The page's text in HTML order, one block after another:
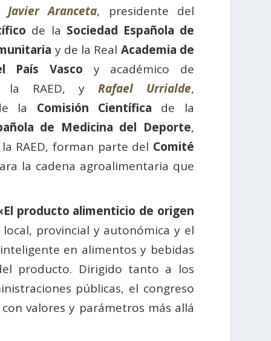
Javier Aranceta, presidente del
de la Sociedad Española de
y de la Real Academia de
País Vasco y académico de
la RAED, y Rafael Urrialde,
la Comisión Científica de la
de Medicina del Deporte,
RAED, forman parte del Comité
la cadena agroalimentaria que
producto alimenticio de origen
provincial y autonómica y el
en alimentos y bebidas
producto. Dirigido tanto a los
públicas, el congreso
valores y parámetros más allá